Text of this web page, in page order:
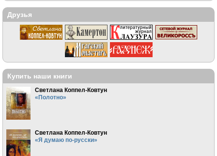
Друзья
Купить наши книги
Светлана Коппел-Ковтун
«Полотно»
Светлана Коппел-Ковтун
«Я думаю по-русски»